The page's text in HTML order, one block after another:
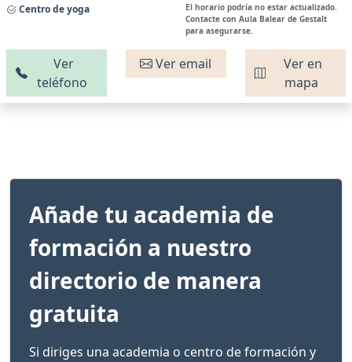
Centro de yoga
El horario podría no estar actualizado.
Contacte con Aula Balear de Gestalt
para asegurarse.
Ver
teléfono
Ver email
Ver en
mapa
Añade tu academia de
formación a nuestro
directorio de manera
gratuita
Si diriges una academia o centro de formación y